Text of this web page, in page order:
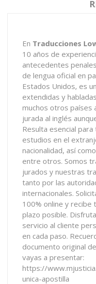
En Traducciones
10 años de
antecedentes
de lengua oficial en
Estados Unidos, es
extendidas y
muchos otros países
jurada al inglés
Resulta esencial
estudios en el
nacionalidad, así
entre otros. Somos
jurados y nuestras
tanto por las
internacionales.
100% online y recibe
plazo posible.
servicio al cliente
en cada paso.
documento original
vayas a presentar:
https://
unica-apostilla